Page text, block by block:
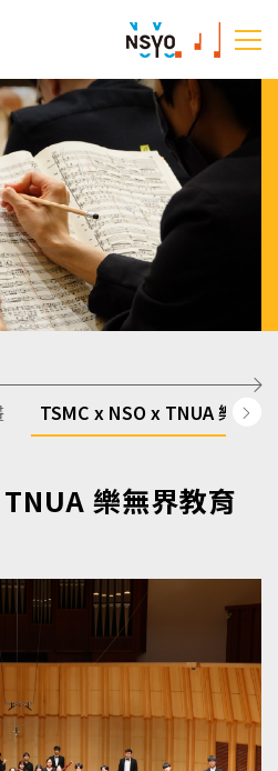
國家交響樂團
TSMC x NSO x TNUA 樂無界
樂無界教育